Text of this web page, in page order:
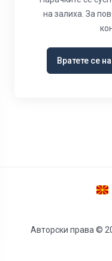
на залиха. За
Вратете се
Авторски права ©